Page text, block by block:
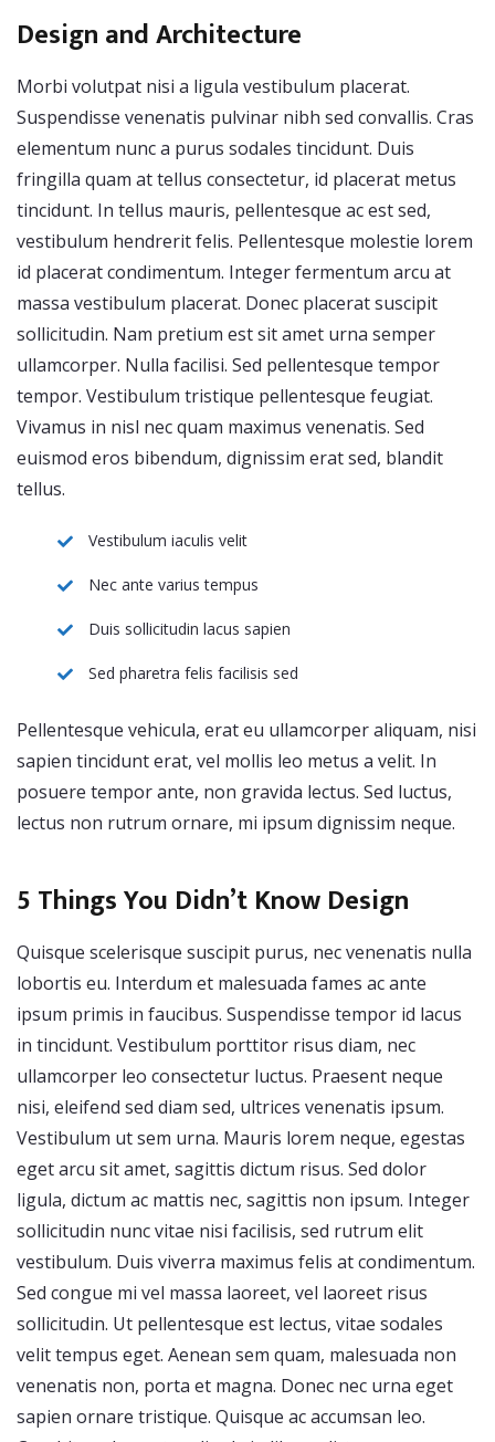
Design and Architecture
Morbi volutpat nisi a ligula vestibulum placerat.
Suspendisse venenatis pulvinar nibh sed convallis. Cras
elementum nunc a purus sodales tincidunt. Duis
fringilla quam at tellus consectetur, id placerat metus
tincidunt. In tellus mauris, pellentesque ac est sed,
vestibulum hendrerit felis. Pellentesque molestie lorem
id placerat condimentum. Integer fermentum arcu at
massa vestibulum placerat. Donec placerat suscipit
sollicitudin. Nam pretium est sit amet urna semper
ullamcorper. Nulla facilisi. Sed pellentesque tempor
tempor. Vestibulum tristique pellentesque feugiat.
Vivamus in nisl nec quam maximus venenatis. Sed
euismod eros bibendum, dignissim erat sed, blandit
tellus.
Vestibulum iaculis velit
Nec ante varius tempus
Duis sollicitudin lacus sapien
Sed pharetra felis facilisis sed
Pellentesque vehicula, erat eu ullamcorper aliquam, nisi
sapien tincidunt erat, vel mollis leo metus a velit. In
posuere tempor ante, non gravida lectus. Sed luctus,
lectus non rutrum ornare, mi ipsum dignissim neque.
5 Things You Didn’t Know Design
Quisque scelerisque suscipit purus, nec venenatis nulla
lobortis eu. Interdum et malesuada fames ac ante
ipsum primis in faucibus. Suspendisse tempor id lacus
in tincidunt. Vestibulum porttitor risus diam, nec
ullamcorper leo consectetur luctus. Praesent neque
nisi, eleifend sed diam sed, ultrices venenatis ipsum.
Vestibulum ut sem urna. Mauris lorem neque, egestas
eget arcu sit amet, sagittis dictum risus. Sed dolor
ligula, dictum ac mattis nec, sagittis non ipsum. Integer
sollicitudin nunc vitae nisi facilisis, sed rutrum elit
vestibulum. Duis viverra maximus felis at condimentum.
Sed congue mi vel massa laoreet, vel laoreet risus
sollicitudin. Ut pellentesque est lectus, vitae sodales
velit tempus eget. Aenean sem quam, malesuada non
venenatis non, porta et magna. Donec nec urna eget
sapien ornare tristique. Quisque ac accumsan leo.